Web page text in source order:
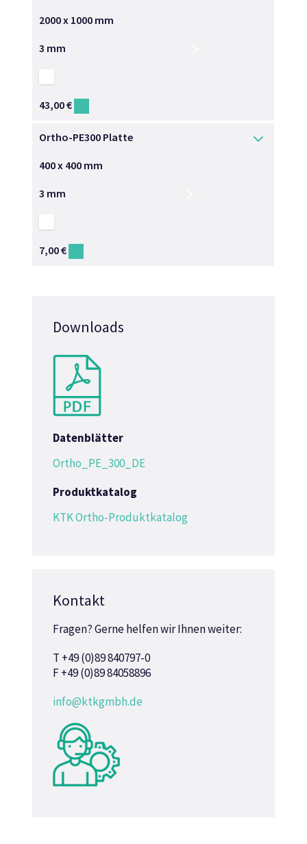
2000 x 1000 mm
3 mm
43,00€
Ortho-PE300 Platte
400 x 400 mm
3 mm
7,00€
Downloads
Datenblätter
Ortho_PE_300_DE
Produktkatalog
KTK Ortho-Produktkatalog
Kontakt
Fragen? Gerne helfen wir Ihnen weiter:
T +49 (0)89 840797-0
F +49 (0)89 84058896
info@ktkgmbh.de